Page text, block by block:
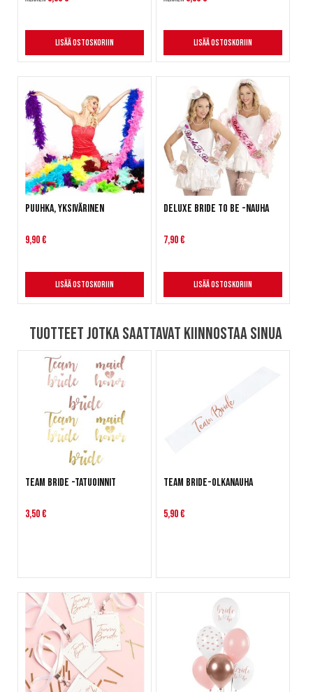
Lisää ostoskoriin Lisää ostoskoriin
Puuhka, yksivärinen
9,90 €
Lisää ostoskoriin
Deluxe Bride To Be -nauha
7,90 €
Lisää ostoskoriin
Tuotteet jotka saattavat kiinnostaa sinua
Team Bride -tatuoinnit
3,50 €
Team Bride-olkanauha
5,90 €